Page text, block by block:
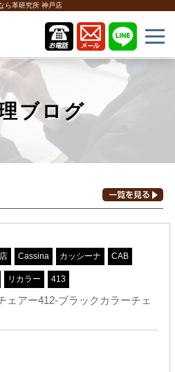
ら革研究所 神戸店
ブログ
Cassina カッシーナ CAB
リカラー 413
ェアー412-ブラックカラーチェ